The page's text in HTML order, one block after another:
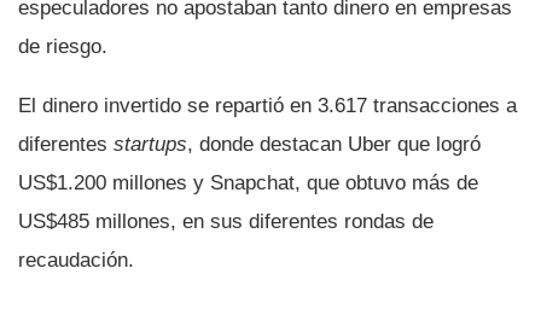
especuladores no apostaban tanto dinero en empresas
de riesgo.
El dinero invertido se repartió en 3.617 transacciones a
diferentes startups, donde destacan Uber que logró
US$1.200 millones y Snapchat, que obtuvo más de
US$485 millones, en sus diferentes rondas de
recaudación.